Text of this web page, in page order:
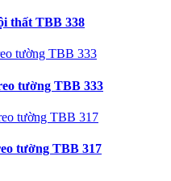
thất TBB 338
tường TBB 333
tường TBB 317